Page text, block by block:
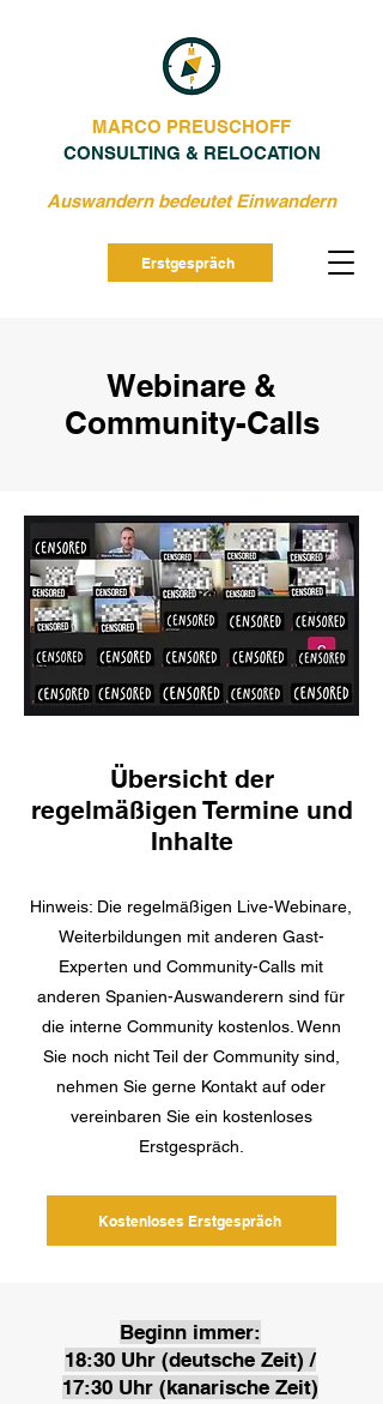
Erstgespräch
MARCO PREUSCHOFF
CONSULTING & RELOCATION
Auswandern bedeutet Einwandern
Webinare &
Community-Calls
Übersicht der
regelmäßigen Termine und
Inhalte
Hinweis: Die regelmäßigen Live-Webinare,
Weiterbildungen mit anderen Gast-
Experten und Community-Calls mit
anderen Spanien-Auswanderern sind für
die interne Community kostenlos. Wenn
Sie noch nicht Teil der Community sind,
nehmen Sie gerne Kontakt auf oder
vereinbaren Sie ein kostenloses
Erstgespräch.
Kostenloses Erstgespräch
Beginn immer:
18:30 Uhr (deutsche Zeit) /
17:30 Uhr (kanarische Zeit)